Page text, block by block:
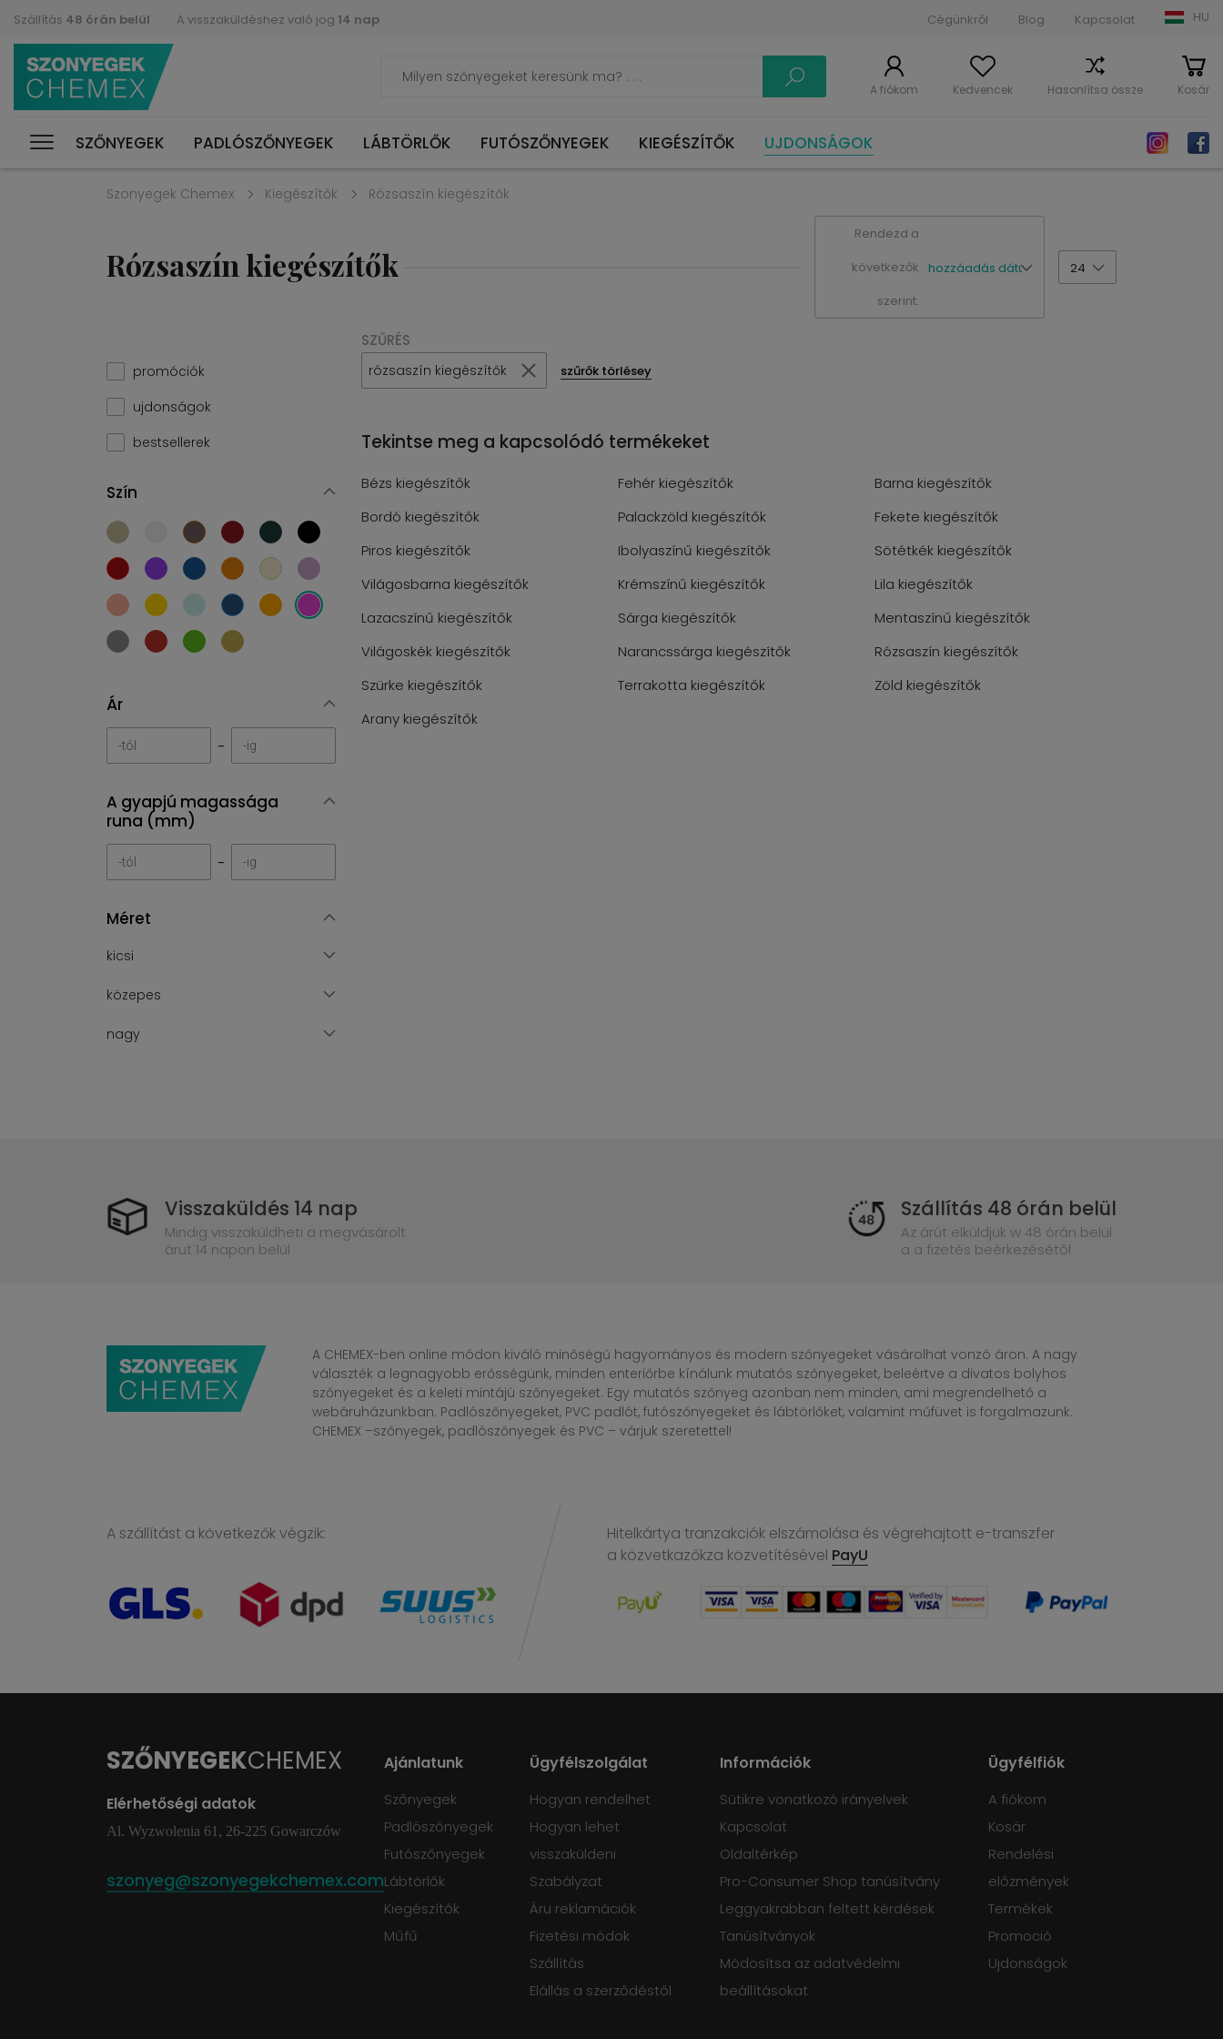
Szállítás 48 órán belül A visszaküldéshez való jog 14 nap Cégünkről Blog Kapcsolat HU
A fiókom Kedvencek Hasonlítsa össze Kosár
SZŐNYEGEK PADLÓSZŐNYEGEK LÁBTÖRLŐK FUTÓSZŐNYEGEK KIEGÉSZÍTŐK UJDONSÁGOK
Szonyegek Chemex Kiegészítők Rózsaszín kiegészítők
Rózsaszín kiegészítők
Rendezd a
következők
szerint:
hozzáadás dátuma szerint
24
promóciók
ujdonságok
bestsellerek
Szín
Ár
-
A gyapjú magassága
runa (mm)
-
Méret
kicsi
közepes
nagy
SZŰRÉS
rózsaszín kiegészítők szűrők törlésey
Tekintse meg a kapcsolódó termékeket
Bézs kiegészítők Fehér kiegészítők
Barna kiegészítők
Bordó kiegészítők
Palackzöld kiegészítők
Fekete kiegészítők
Piros kiegészítők
Ibolyaszínű kiegészítők
Sötétkék kiegészítők
Világosbarna kiegészítők
Krémszínű kiegészítők
Lila kiegészítők
Lazacszínű kiegészítők
Sárga kiegészítők
Mentaszínű kiegészítők
Világoskék kiegészítők
Narancssárga kiegészítők
Rózsaszín kiegészítők
Szürke kiegészítők
Terrakotta kiegészítők
Zöld kiegészítők
Arany kiegészítők
Visszaküldés 14 nap
Mindig visszaküldheti a megvásárolt
árut 14 napon belül
Szállítás 48 órán belül
Az árút elküldjük w 48 órán belül
a a fizetés beérkezésétől
A CHEMEX-ben online módon kiváló minőségű hagyományos és modern szőnyegeket vásárolhat vonzó áron. A nagy
választék a legnagyobb erősségünk, minden enteriőrbe kínálunk mutatós szőnyegeket, beleértve a divatos bolyhos
szőnyegeket és a keleti mintájú szőnyegeket. Egy mutatós szőnyeg azonban nem minden, ami megrendelhető a
webáruházunkban. Padlószőnyegeket, PVC padlót, futószőnyegeket és lábtörlőket, valamint műfüvet is forgalmazunk.
CHEMEX –szőnyegek, padlószőnyegek és PVC – várjuk szeretettel!
A szállítást a következők végzik:
Hitelkártya tranzakciók elszámolása és végrehajtott e-transzfer
a közvetkazőkza közvetítésével PayU
SZŐNYEGEKCHEMEX
Elérhetőségi adatok
Al. Wyzwolenia 61, 26-225 Gowarczów
szonyeg@szonyegekchemex.com
Ajánlatunk
Szőnyegek
Padlószőnyegek
Futószőnyegek
Lábtörlők
Kiegészítők
Műfű
Ügyfélszolgálat
Hogyan rendelhet
Hogyan lehet
visszaküldeni
Szabályzat
Áru reklamációk
Fizetési módok
Szállítás
Elállás a szerződéstől
Információk
Sütikre vonatkozó irányelvek
Kapcsolat
Oldaltérkép
Pro-Consumer Shop tanúsítvány
Leggyakrabban feltett kérdések
Tanúsítványok
Módosítsa az adatvédelmi
beállításokat
Ügyfélfiók
A fiókom
Kosár
Rendelési
előzmények
Termékek
Promoció
Ujdonságok